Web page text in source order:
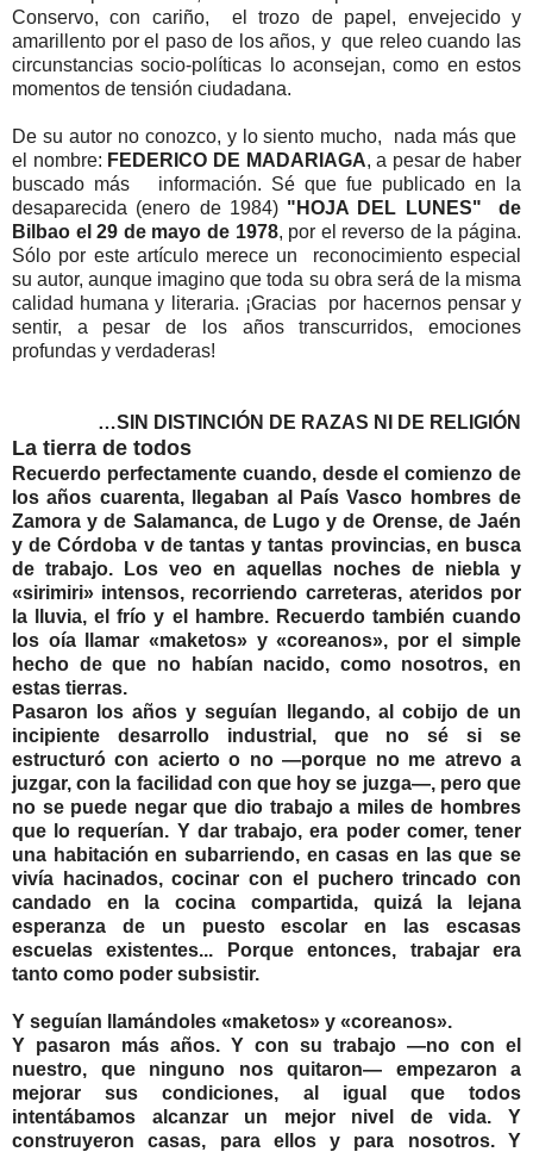
Conservo, con cariño, el trozo de papel, envejecido y
amarillento por el paso de los años, y que releo cuando las
circunstancias socio-políticas lo aconsejan, como en estos
momentos de tensión ciudadana.
De su autor no conozco, y lo siento mucho, nada más que
el nombre: FEDERICO DE MADARIAGA, a pesar de haber
buscado más información. Sé que fue publicado en la
desaparecida (enero de 1984) "HOJA DEL LUNES" de
Bilbao el 29 de mayo de 1978, por el reverso de la página.
Sólo por este artículo merece un reconocimiento especial
su autor, aunque imagino que toda su obra será de la misma
calidad humana y literaria. ¡Gracias por hacernos pensar y
sentir, a pesar de los años transcurridos, emociones
profundas y verdaderas!
…SIN DISTINCIÓN DE RAZAS NI DE RELIGIÓN
La tierra de todos
Recuerdo perfectamente cuando, desde el comienzo de
los años cuarenta, llegaban al País Vasco hombres de
Zamora y de Salamanca, de Lugo y de Orense, de Jaén
y de Córdoba v de tantas y tantas provincias, en busca
de trabajo. Los veo en aquellas noches de niebla y
«sirimiri» intensos, recorriendo carreteras, ateridos por
la lluvia, el frío y el hambre. Recuerdo también cuando
los oía llamar «maketos» y «coreanos», por el simple
hecho de que no habían nacido, como nosotros, en
estas tierras.
Pasaron los años y seguían llegando, al cobijo de un
incipiente desarrollo industrial, que no sé si se
estructuró con acierto o no —porque no me atrevo a
juzgar, con la facilidad con que hoy se juzga—, pero que
no se puede negar que dio trabajo a miles de hombres
que lo requerían. Y dar trabajo, era poder comer, tener
una habitación en subarriendo, en casas en las que se
vivía hacinados, cocinar con el puchero trincado con
candado en la cocina compartida, quizá la lejana
esperanza de un puesto escolar en las escasas
escuelas existentes... Porque entonces, trabajar era
tanto como poder subsistir.
Y seguían llamándoles «maketos» y «coreanos».
Y pasaron más años. Y con su trabajo —no con el
nuestro, que ninguno nos quitaron— empezaron a
mejorar sus condiciones, al igual que todos
intentábamos alcanzar un mejor nivel de vida. Y
construyeron casas, para ellos y para nosotros. Y